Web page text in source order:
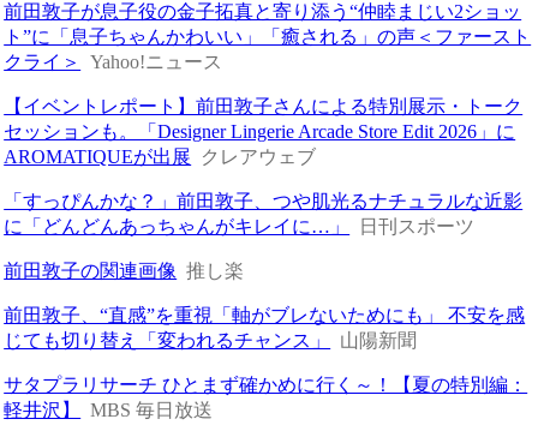
前田敦子が息子役の金子拓真と寄り添う“仲睦まじい2ショッ
ト”に「息子ちゃんかわいい」「癒される」の声＜ファースト
クライ＞
Yahoo!ニュース
【イベントレポート】前田敦子さんによる特別展示・トーク
セッションも。「Designer Lingerie Arcade Store Edit 2026」に
AROMATIQUEが出展
クレアウェブ
「すっぴんかな？」前田敦子、つや肌光るナチュラルな近影
に「どんどんあっちゃんがキレイに…」
日刊スポーツ
前田敦子の関連画像 推し楽
前田敦子、“直感”を重視「軸がブレないためにも」 不安を感
じても切り替え「変われるチャンス」
山陽新聞
サタプラリサーチ ひとまず確かめに行く～！【夏の特別編：
軽井沢】
MBS 毎日放送